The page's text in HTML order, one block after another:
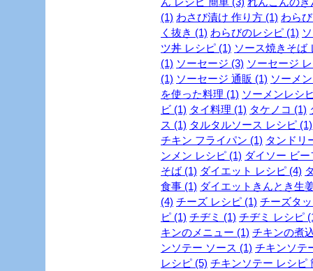
(1) わさび漬け 作り方 (1) わら
く抜き (1) わらびのレシピ (1)
ツ丼 レシピ (1) ソース焼きそば
(1) ソーセージ (3) ソーセージ
(1) ソーセージ 通販 (1) ソーメ
を使った料理 (1) ソーメンレシ
ビ (1) タイ料理 (1) タケノコ (1)
ス (1) タルタルソース レシピ (1)
チキン フライパン (1) タンドリ
ンメン レシピ (1) ダイソー ビ
そば (1) ダイエット レシピ (4)
食事 (1) ダイエットきんとき生
(4) チーズ レシピ (1) チーズタ
ピ (1) チヂミ (1) チヂミ レシピ
キンのメニュー (1) チキンの煮
ンソテー ソース (1) チキンソテ
レシピ (5) チキンソテー レシピ